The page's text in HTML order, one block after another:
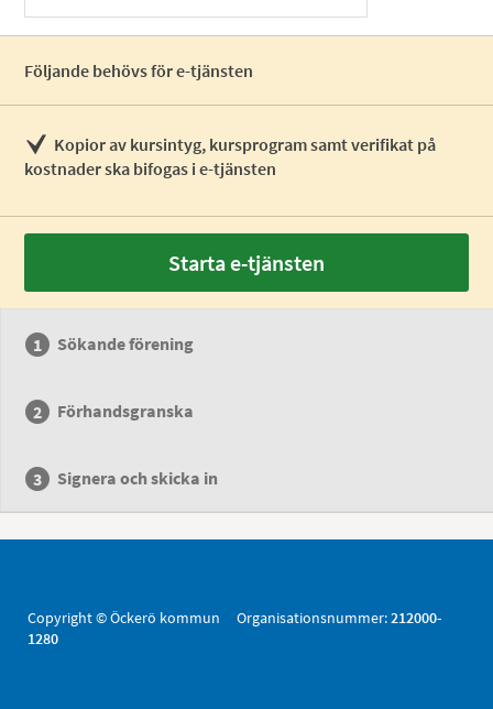
Följande behövs för e-tjänsten
Kopior av kursintyg, kursprogram samt verifikat på
kostnader ska bifogas i e-tjänsten
Starta e-tjänsten
Sökande förening
Förhandsgranska
Signera och skicka in
Copyright © Öckerö kommun Organisationsnummer:212000-
1280